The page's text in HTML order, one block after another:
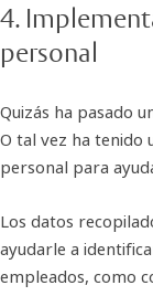
4.
personal
Quizás ha pasado
O tal vez ha tenido
personal para
Los datos
ayudarle a
empleados, como